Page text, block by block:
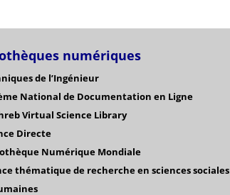
numériques
de l’Ingénieur
National de Documentation en Ligne
Virtual Science Library
Directe
Numérique Mondiale
thématique de recherche en sciences sociales